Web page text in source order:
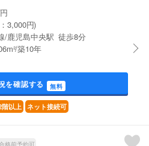
3,000円)
/鹿児島中央駅 徒歩8分
築10年
を確認する 無料
階以上 ネット接続可
格前予約可